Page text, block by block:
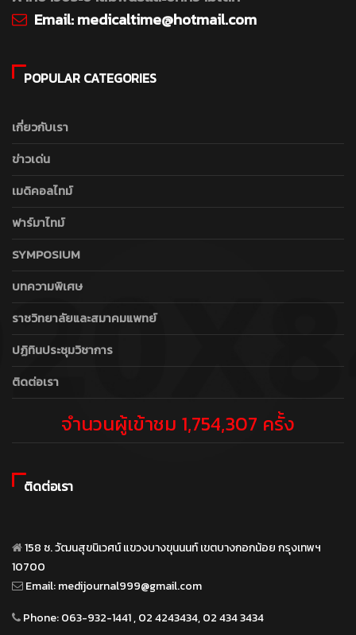
Email:medicaltime@hotmail.com
POPULAR CATEGORIES
เกี่ยวกับเรา
ข่าวเด่น
เมดิคอลไทม์
ฟาร์มาไทม์
SYMPOSIUM
บทความพิเศษ
ราชวิทยาลัยและสมาคมแพทย์
ปฏิทินประชุมวิชาการ
ติดต่อเรา
จำนวนผู้เข้าชม 1,754,307 ครั้ง
ติดต่อเรา
158 ซ. วัฒนสุขนิเวศน์ แขวงบางขุนนนท์ เขตบางกอกน้อย กรุงเทพฯ
10700
Email:medijournal999@gmail.com
Phone:063-932-1441 , 02 4243434, 02 434 3434